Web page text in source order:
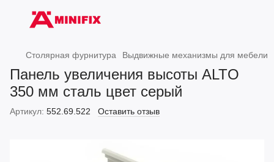
Столярная фурнитура Выдвижные механизмы для мебели
Панель увеличения высоты ALTO
350 мм сталь цвет серый
Артикул: 552.69.522 Оставить отзыв